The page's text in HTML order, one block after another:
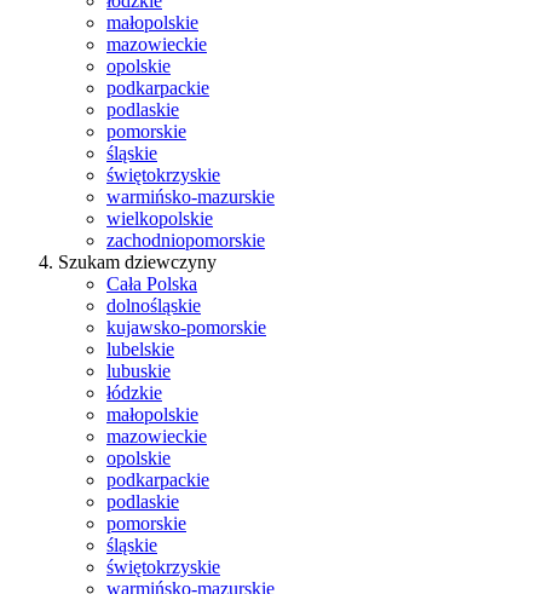
małopolskie
mazowieckie
opolskie
podkarpackie
podlaskie
pomorskie
śląskie
świętokrzyskie
warmińsko-mazurskie
wielkopolskie
zachodniopomorskie
Szukam dziewczyny
Cała Polska
dolnośląskie
kujawsko-pomorskie
lubelskie
lubuskie
łódzkie
małopolskie
mazowieckie
opolskie
podkarpackie
podlaskie
pomorskie
śląskie
świętokrzyskie
warmińsko-mazurskie